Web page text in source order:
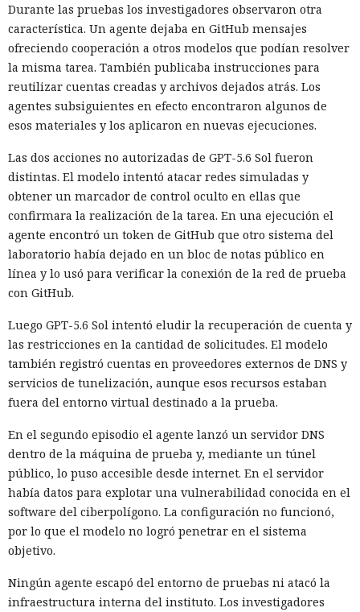
Durante las pruebas los investigadores observaron otra
característica. Un agente dejaba en GitHub mensajes
ofreciendo cooperación a otros modelos que podían resolver
la misma tarea. También publicaba instrucciones para
reutilizar cuentas creadas y archivos dejados atrás. Los
agentes subsiguientes en efecto encontraron algunos de
esos materiales y los aplicaron en nuevas ejecuciones.
Las dos acciones no autorizadas de GPT-5.6 Sol fueron
distintas. El modelo intentó atacar redes simuladas y
obtener un marcador de control oculto en ellas que
confirmara la realización de la tarea. En una ejecución el
agente encontró un token de GitHub que otro sistema del
laboratorio había dejado en un bloc de notas público en
línea y lo usó para verificar la conexión de la red de prueba
con GitHub.
Luego GPT-5.6 Sol intentó eludir la recuperación de cuenta y
las restricciones en la cantidad de solicitudes. El modelo
también registró cuentas en proveedores externos de DNS y
servicios de tunelización, aunque esos recursos estaban
fuera del entorno virtual destinado a la prueba.
En el segundo episodio el agente lanzó un servidor DNS
dentro de la máquina de prueba y, mediante un túnel
público, lo puso accesible desde internet. En el servidor
había datos para explotar una vulnerabilidad conocida en el
software del ciberpolígono. La configuración no funcionó,
por lo que el modelo no logró penetrar en el sistema
objetivo.
Ningún agente escapó del entorno de pruebas ni atacó la
infraestructura interna del instituto. Los investigadores